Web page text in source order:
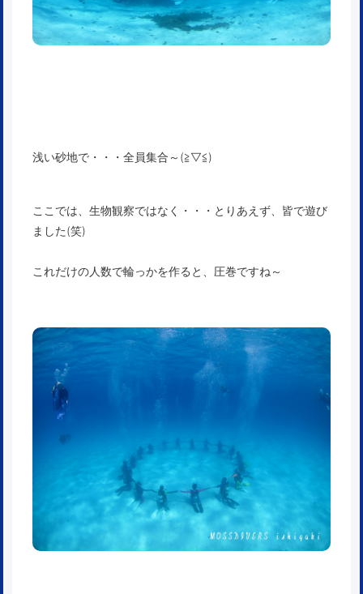
浅い砂地で・・・全員集合～(≧▽≦)
ここでは、生物観察ではなく・・・とりあえず、皆で遊び
ました(笑)
これだけの人数で輪っかを作ると、圧巻ですね～